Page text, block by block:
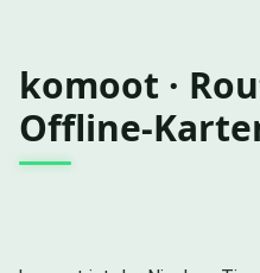
komoot ·
Offline-